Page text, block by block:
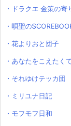
・ドラクエ 金策の寄
・唄聖の
・花よりおと団子
・あなたをこえたくて
・それゆけテッカ団
・ミリユナ日記
・モフモフ日和